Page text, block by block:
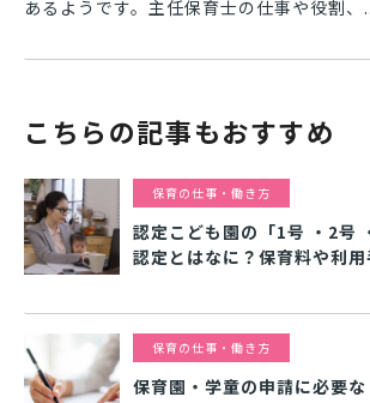
あるようです。主任保育士の仕事や役割、
こちらの記事もおすすめ
保育の仕事・働き方
認定こども園の「1号 ・2号
認定とはなに？保育料や利用
保育の仕事・働き方
保育園・学童の申請に必要